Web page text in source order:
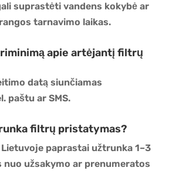
suprastėti vandens kokybė ar
tarnavimo laikas.
apie artėjantį filtrų
datą siunčiamas
paštu ar SMS.
filtrų pristatymas?
paprastai užtrunka 1–3
nuo užsakymo ar prenumeratos